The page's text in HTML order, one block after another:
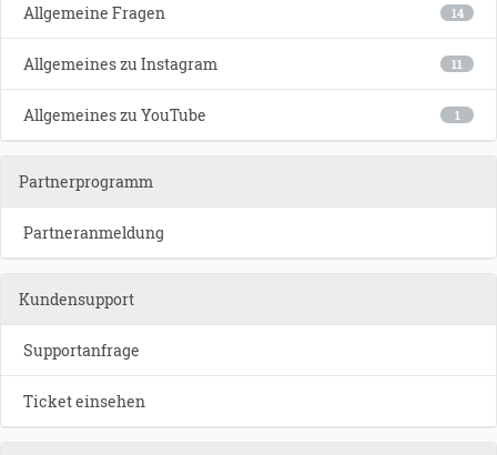
14
Allgemeine Fragen
11
Allgemeines zu Instagram
1
Allgemeines zu YouTube
Partnerprogramm
Partneranmeldung
Kundensupport
Supportanfrage
Ticket einsehen